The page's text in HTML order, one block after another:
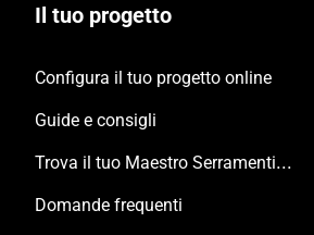
Il tuo progetto
Configura il tuo progetto online
Guide e consigli
Trova il tuo Maestro Serramentista Domal
Domande frequenti